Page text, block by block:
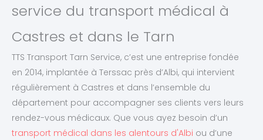
service du transport médical à
Castres et dans le Tarn
TTS Transport Tarn Service, c’est une entreprise fondée
en 2014, implantée à Terssac près d’Albi, qui intervient
régulièrement à Castres et dans l’ensemble du
département pour accompagner ses clients vers leurs
rendez-vous médicaux. Que vous ayez besoin d’un
transport médical dans les alentours d'Albi ou d’une